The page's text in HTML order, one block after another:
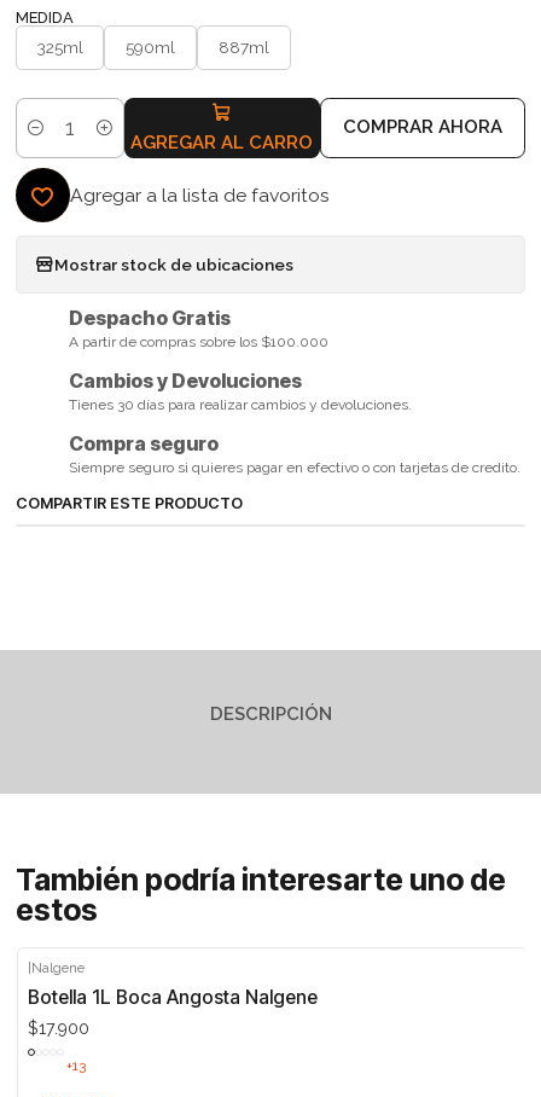
MEDIDA
325ml 590ml 887ml
Cantidad AGREGAR AL CARRO
COMPRAR AHORA
Agregar a la lista de favoritos
Mostrar stock de ubicaciones
Despacho Gratis
A partir de compras sobre los $100.000
Cambios y Devoluciones
Tienes 30 días para realizar cambios y devoluciones.
Compra seguro
Siempre seguro si quieres pagar en efectivo o con tarjetas de credito.
COMPARTIR ESTE PRODUCTO
DESCRIPCIÓN
También podría interesarte uno de
estos
|Nalgene
Botella 1L Boca Angosta Nalgene
$17.900
+13